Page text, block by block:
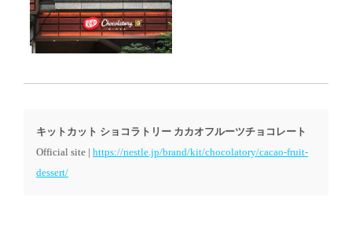
キットカット ショコラトリー カカオフルーツチョコレート
Official site | https://nestle.jp/brand/kit/chocolatory/cacao-fruit-
dessert/